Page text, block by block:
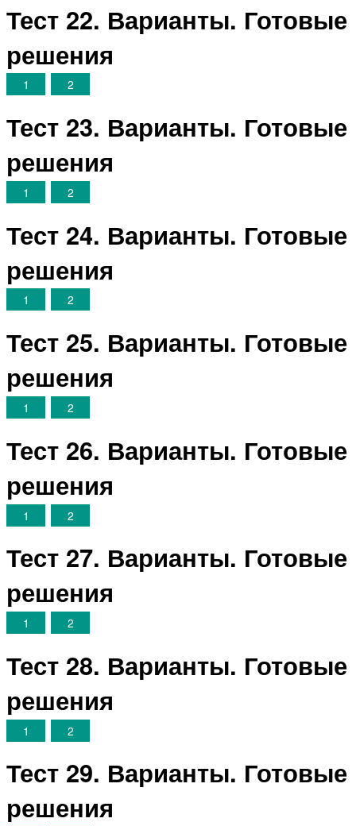
Тест 22. Варианты. Готовые
решения
1 2
Тест 23. Варианты. Готовые
решения
1 2
Тест 24. Варианты. Готовые
решения
1 2
Тест 25. Варианты. Готовые
решения
1 2
Тест 26. Варианты. Готовые
решения
1 2
Тест 27. Варианты. Готовые
решения
1 2
Тест 28. Варианты. Готовые
решения
1 2
Тест 29. Варианты. Готовые
решения